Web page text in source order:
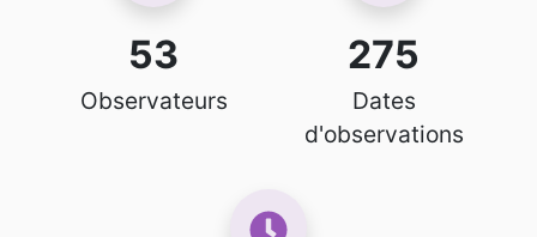
53
Observateurs
275
Dates
d'observations